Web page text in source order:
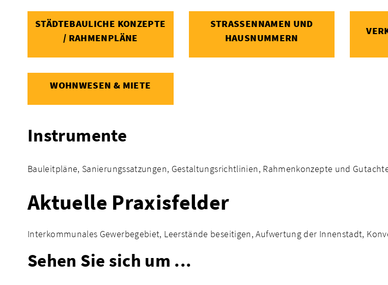
STÄDTEBAULICHE KONZEPTE
/ RAHMENPLÄNE
STRASSENNAMEN UND H
AUSNUMMERN
WOHNWESEN & MIETE
Instrumente
Bauleitpläne, Sanierungssatzungen, Gestaltungsrichtlinien, Rahmenkonzepte und
Aktuelle Praxisfelder
Interkommunales Gewerbegebiet, Leerstände beseitigen, Aufwertung der Innenstadt,
Sehen Sie sich um ...